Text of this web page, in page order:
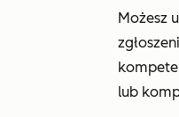
Możesz
lub